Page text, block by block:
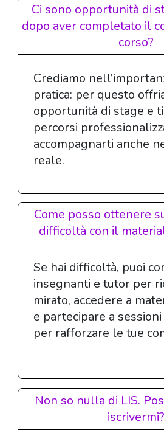
Ci sono opportunità di
dopo aver completato il
corso?
Crediamo
pratica: per questo
opportunità di stage e
percorsi
accompagnarti anche
reale.
Come posso ottenere
difficoltà con il
Se hai difficoltà, puoi
insegnanti e tutor per
mirato, accedere a
e partecipare a
per rafforzare le tue
Non so nulla di LIS.
iscrivermi?